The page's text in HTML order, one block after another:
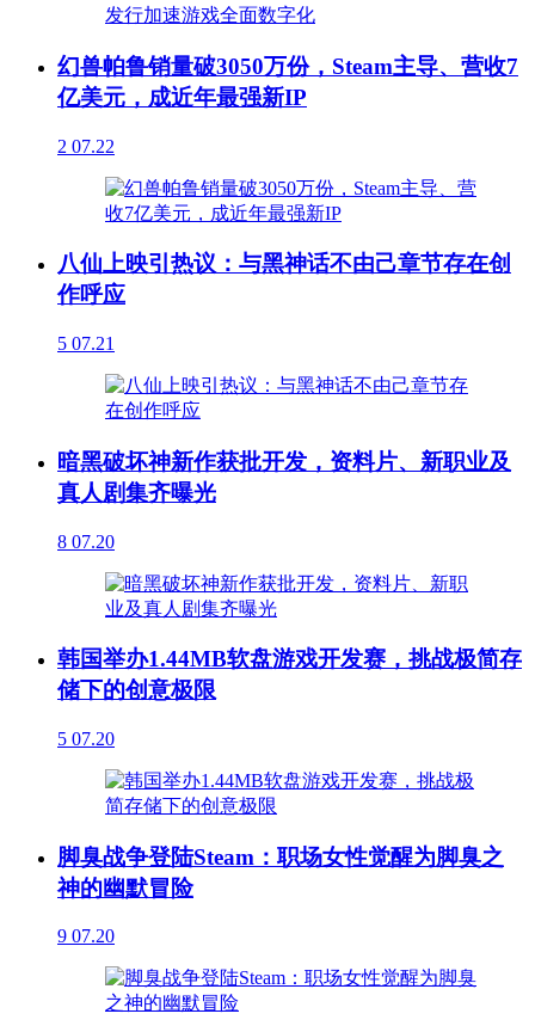
幻兽帕鲁销量破3050万份，Steam主导、营收7
亿美元，成近年最强新IP
2 07.22
八仙上映引热议：与黑神话不由己章节存在创
作呼应
5 07.21
暗黑破坏神新作获批开发，资料片、新职业及
真人剧集齐曝光
8 07.20
韩国举办1.44MB软盘游戏开发赛，挑战极简存
储下的创意极限
5 07.20
脚臭战争登陆Steam：职场女性觉醒为脚臭之
神的幽默冒险
9 07.20